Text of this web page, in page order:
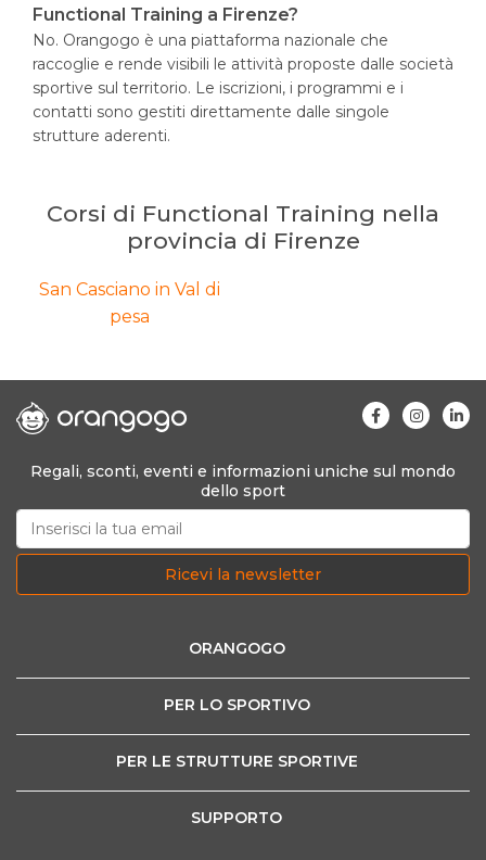
Functional Training a Firenze?
No. Orangogo è una piattaforma nazionale che
raccoglie e rende visibili le attività proposte dalle società
sportive sul territorio. Le iscrizioni, i programmi e i
contatti sono gestiti direttamente dalle singole
strutture aderenti.
Corsi di Functional Training nella
provincia di Firenze
San Casciano in Val di
pesa
Regali, sconti, eventi e informazioni uniche sul mondo
dello sport
Ricevi la newsletter
ORANGOGO
PER LO SPORTIVO
PER LE STRUTTURE SPORTIVE
SUPPORTO